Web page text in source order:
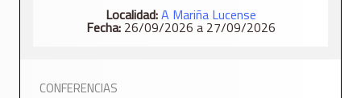
Localidad:A Mariña Lucense
Fecha:26/09/2026 a 27/09/2026
CONFERENCIAS